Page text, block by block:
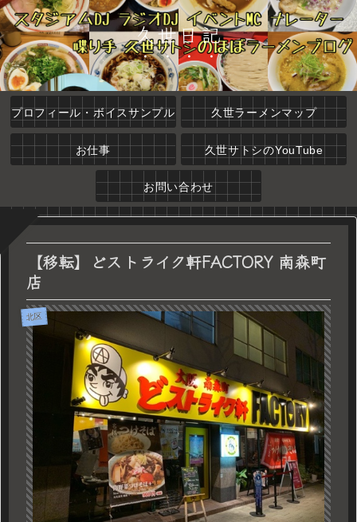
久世日記
プロフィール・ボイスサンプル 久世ラーメンマップ
お仕事 久世サトシのYouTube
お問い合わせ
【移転】どストライク軒FACTORY 南森町
店
北区